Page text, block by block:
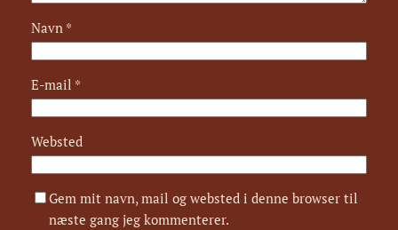
Navn *
E-mail *
Websted
Gem mit navn, mail og websted i denne browser til
næste gang jeg kommenterer.